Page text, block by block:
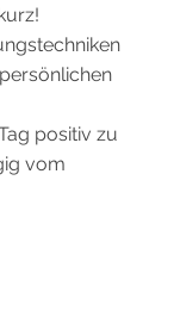
positiv zu
vom